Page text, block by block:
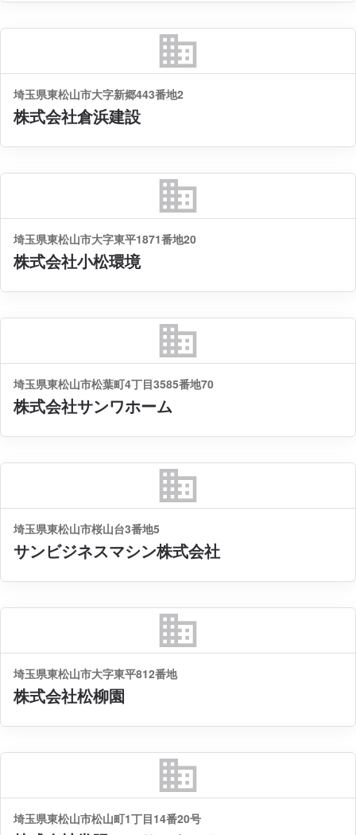
business
埼玉県東松山市大字新郷443番地2
株式会社倉浜建設
business
埼玉県東松山市大字東平1871番地20
株式会社小松環境
business
埼玉県東松山市松葉町4丁目3585番地70
株式会社サンワホーム
business
埼玉県東松山市桜山台3番地5
サンビジネスマシン株式会社
business
埼玉県東松山市大字東平812番地
株式会社松柳園
business
埼玉県東松山市松山町1丁目14番20号